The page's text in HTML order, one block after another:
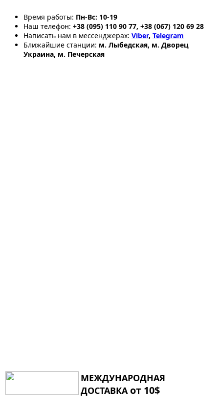
Время работы: Пн-Вс: 10-19
Наш телефон: +38 (095) 110 90 77, +38 (067) 120 69 28
Написать нам в мессенджерах: Viber, Telegram
Ближайшие станции: м. Лыбедская, м. Дворец
Украина, м. Печерская
МЕЖДУНАРОДНАЯ
ДОСТАВКА от 10$